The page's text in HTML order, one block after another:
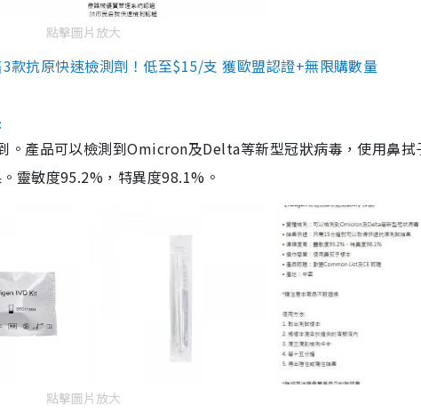
點擊圖片放大
款抗原快速檢測劑！低至$15/支 獲歐盟認證+無限購數量
。產品可以檢測到Omicron及Delta等新型冠狀病毒，使用鼻拭
靈敏度95.2%，特異度98.1%。
點擊圖片放大